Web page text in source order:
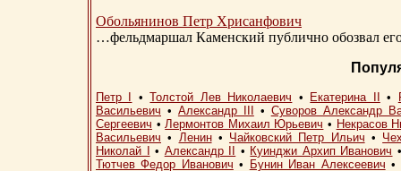
Обольянинов Петр Хрисанфович
…фельдмаршал Каменский публично обозвал
Петр I •Толстой Лев Николаевич • Екатерина II •
Васильевич • Александр III • Суворов Александр
Сергеевич •Лермонтов Михаил Юрьевич • Некрасов
Васильевич • Ленин• Чайковский Петр Ильич •
Николай I
• Александр II • Куинджи Архип Иванович
Тютчев Федор Иванович • Бунин Иван Алексеевич •